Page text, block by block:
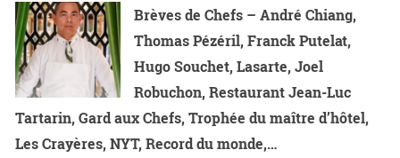
Brèves de Chefs – André Chiang,
Thomas Pézéril, Franck Putelat,
Hugo Souchet, Lasarte, Joel
Robuchon, Restaurant Jean-Luc
Tartarin, Gard aux Chefs, Trophée du maître d’hôtel,
Les Crayères, NYT, Record du monde,…